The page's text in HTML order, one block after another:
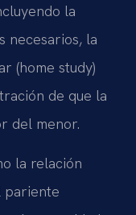
la
necesarios, la
(home study)
de que la
del menor.
la relación
pariente